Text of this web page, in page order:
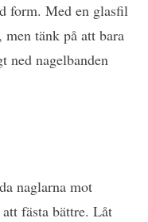
form. Med en glasfil
tänk på att bara
ned nagelbanden
naglarna mot
fästa bättre. Låt